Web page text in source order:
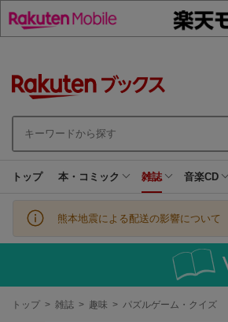
トップ 本・コミック 雑誌 音楽CD
熊本地震による配送の影響について
現
トップ > 雑誌 > 趣味 > パズルゲーム・クイズ